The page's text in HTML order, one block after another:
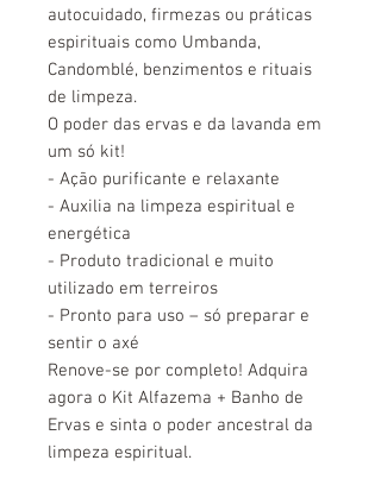
autocuidado, firmezas ou práticas
espirituais como Umbanda,
Candomblé, benzimentos e rituais
de limpeza.
O poder das ervas e da lavanda em
um só kit!
- Ação purificante e relaxante
- Auxilia na limpeza espiritual e
energética
- Produto tradicional e muito
utilizado em terreiros
- Pronto para uso – só preparar e
sentir o axé
Renove-se por completo! Adquira
agora o Kit Alfazema + Banho de
Ervas e sinta o poder ancestral da
limpeza espiritual.